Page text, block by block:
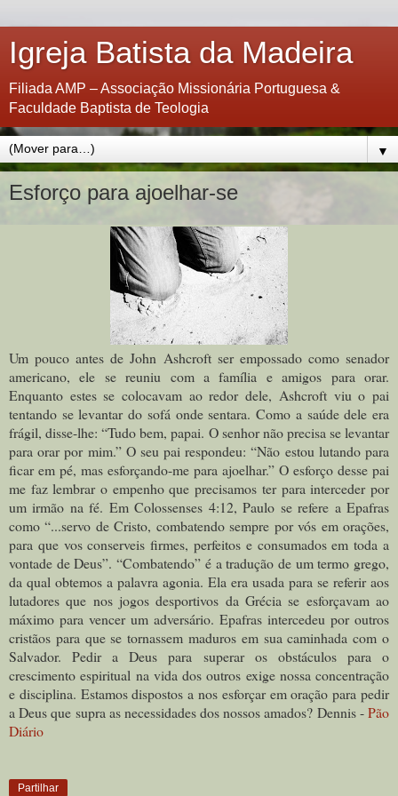
Igreja Batista da Madeira
Filiada AMP – Associação Missionária Portuguesa &
Faculdade Baptista de Teologia
▼
Esforço para ajoelhar-se
Um pouco antes de John Ashcroft ser empossado como senador
americano, ele se reuniu com a família e amigos para orar.
Enquanto estes se colocavam ao redor dele, Ashcroftviu o pai
tentando se levantar do sofá onde sentara. Como a saúde dele era
frágil, disse-lhe: “Tudo bem, papai. O senhor não precisa se levantar
para orar por mim.” O seu pai respondeu: “Não estou lutando para
ficar em pé, mas esforçando-me para ajoelhar.” O esforço desse pai
me faz lembrar o empenho que precisamos ter para interceder por
um irmão na fé. EmColossenses 4:12, Paulo se refere a Epafras
como “...servo de Cristo, combatendo sempre por vós em orações,
para que vos conserveis firmes, perfeitos e consumados em toda a
vontade de Deus”. “Combatendo” é a tradução de um termo grego,
da qual obtemos a palavra agonia. Ela era usada para se referir aos
lutadores que nos jogos desportivos da Grécia se esforçavam ao
máximo para vencer um adversário. Epafras intercedeu por outros
cristãos para que se tornassem maduros em sua caminhada com o
Salvador. Pedir a Deus para superar os obstáculos para o
crescimento espiritual na vida dos outros exige nossa concentração
e disciplina. Estamos dispostos a nos esforçar em oração para pedir
a Deus que supra as necessidades dos nossos amados? Dennis -Pão
Diário
Partilhar